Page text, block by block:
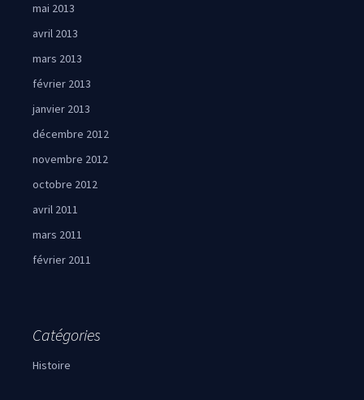
mai 2013
avril 2013
mars 2013
février 2013
janvier 2013
décembre 2012
novembre 2012
octobre 2012
avril 2011
mars 2011
février 2011
Catégories
Histoire